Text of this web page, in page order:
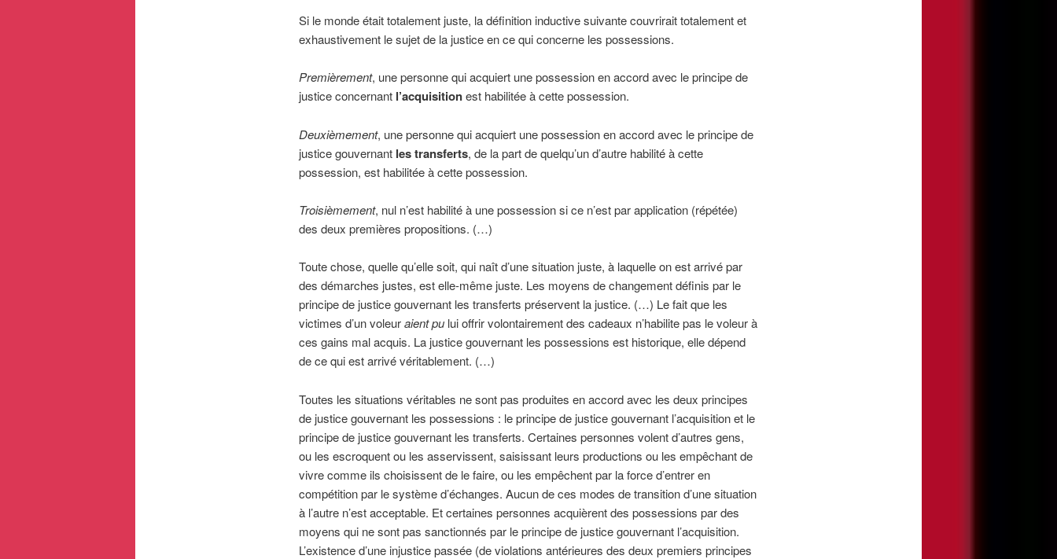
Si le monde était totalement juste, la définition inductive suivante couvrirait totalement et
exhaustivement le sujet de la justice en ce qui concerne les possessions.
Premièrement, une personne qui acquiert une possession en accord avec le principe de
justice concernant l’acquisitionest habilitée à cette possession.
Deuxièmement, une personne qui acquiert une possession en accord avec le principe de
justice gouvernant les transferts, de la part de quelqu’un d’autre habilité à cette
possession, est habilitée à cette possession.
Troisièmement, nul n’est habilité à une possession si ce n’est par application (répétée)
des deux premières propositions. (…)
Toute chose, quelle qu’elle soit, qui naît d’une situation juste, à laquelle on est arrivé par
des démarches justes, est elle-même juste. Les moyens de changement définis par le
principe de justice gouvernant les transferts préservent la justice. (…) Le fait que les
victimes d’un voleuraient pului offrir volontairement des cadeaux n’habilite pas le voleur à
ces gains mal acquis. La justice gouvernant les possessions est historique, elle dépend
de ce qui est arrivé véritablement. (…)
Toutes les situations véritables ne sont pas produites en accord avec les deux principes
de justice gouvernant les possessions : le principe de justice gouvernant l’acquisition et le
principe de justice gouvernant les transferts. Certaines personnes volent d’autres gens,
ou les escroquent ou les asservissent, saisissant leurs productions ou les empêchant de
vivre comme ils choisissent de le faire, ou les empêchent par la force d’entrer en
compétition par le système d’échanges. Aucun de ces modes de transition d’une situation
à l’autre n’est acceptable. Et certaines personnes acquièrent des possessions par des
moyens qui ne sont pas sanctionnés par le principe de justice gouvernant l’acquisition.
L’existence d’une injustice passée (de violations antérieures des deux premiers principes